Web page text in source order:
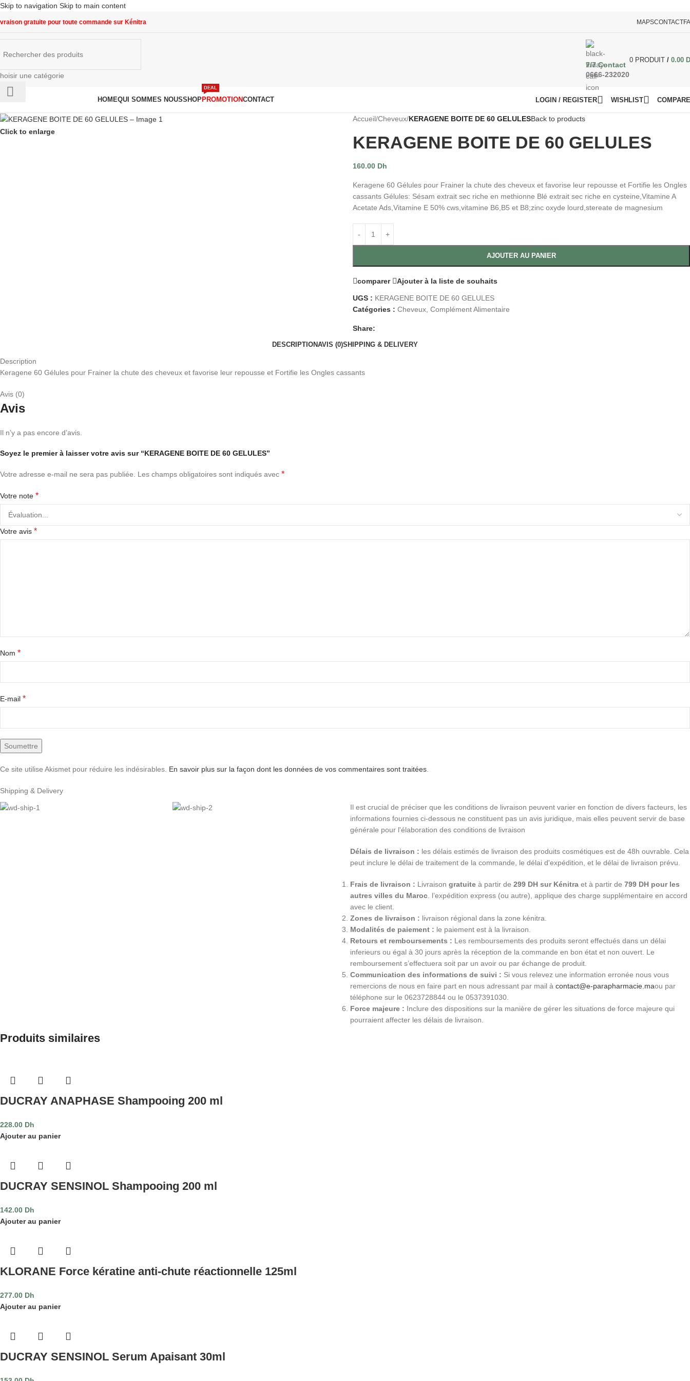
Skip to navigation Skip to main content
gratuite pour toute commande sur Kénitra MAPSCONTACT
une catégorie
7/7 Contact
0666-232020
0 PRODUIT / 0.00
HOMEQUI SOMMES NOUSSHOPPROMOTION
DEAL
CONTACT LOGIN / REGISTER WISHLIST
Click to enlarge
Accueil/Cheveux/KERAGENE BOITE DE 60 GELULESBack to products
KERAGENE BOITE DE 60 GELULES
160.00 Dh
Keragene 60 Gélules pour Frainer la chute des cheveux et favorise leur repousse et Fortifie les Ongles
cassants Gélules: Sésam extrait sec riche en methionne Blé extrait sec riche en cysteine,Vitamine A
Acetate Ads,Vitamine E 50% cws,vitamine B6,B5 et B8;zinc oxyde lourd,stereate de magnesium
AJOUTER AU PANIER
comparer Ajouter à la liste de souhaits
UGS : KERAGENE BOITE DE 60 GELULES
Catégories : Cheveux Complément Alimentaire
Share:
DESCRIPTIONAVIS (0)SHIPPING & DELIVERY
Description
Keragene 60 Gélules pour Frainer la chute des cheveux et favorise leur repousse et Fortifie les Ongles cassants
Avis (0)
Avis
Il n’y a pas encore d’avis.
Soyez le premier à laisser votre avis sur “KERAGENE BOITE DE 60 GELULES”
Votre adresse e-mail ne sera pas publiée. Les champs obligatoires sont indiqués avec *
Votre note *
Votre avis *
Nom *
E-mail *
Ce site utilise Akismet pour réduire les indésirables. En savoir plus sur la façon dont les données de vos commentaires sont traitées
Shipping & Delivery
Il est crucial de préciser que les conditions de livraison peuvent varier en fonction de divers facteurs, les
informations fournies ci-dessous ne constituent pas un avis juridique, mais elles peuvent servir de base
générale pour l'élaboration des conditions de livraison
Délais de livraison : les délais estimés de livraison des produits cosmétiques est de 48h ouvrable. Cela
peut inclure le délai de traitement de la commande, le délai d'expédition, et le délai de livraison prévu.
Frais de livraison : Livraison gratuite à partir de 299 DH sur Kénitra et à partir de 799 DH pour les
autres villes du Maroc . l’expédition express (ou autre), applique des charge supplémentaire en accord
avec le client.
Zones de livraison : livraison régional dans la zone kénitra.
Modalités de paiement : le paiement est à la livraison.
Retours et remboursements : Les remboursements des produits seront effectués dans un délai
inferieurs ou égal à 30 jours après la réception de la commande en bon état et non ouvert. Le
remboursement s’effectuera soit par un avoir ou par échange de produit.
Communication des informations de suivi : Si vous relevez une information erronée nous vous
remercions de nous en faire part en nous adressant par mail à contact@e-parapharmacie.maou par
téléphone sur le 0623728844 ou le 0537391030.
Force majeure : Inclure des dispositions sur la manière de gérer les situations de force majeure qui
pourraient affecter les délais de livraison.
Produits similaires
DUCRAY ANAPHASE Shampooing 200 ml
228.00 Dh
Ajouter au panier
DUCRAY SENSINOL Shampooing 200 ml
142.00 Dh
Ajouter au panier
KLORANE Force kératine anti-chute réactionnelle 125ml
277.00 Dh
Ajouter au panier
DUCRAY SENSINOL Serum Apaisant 30ml